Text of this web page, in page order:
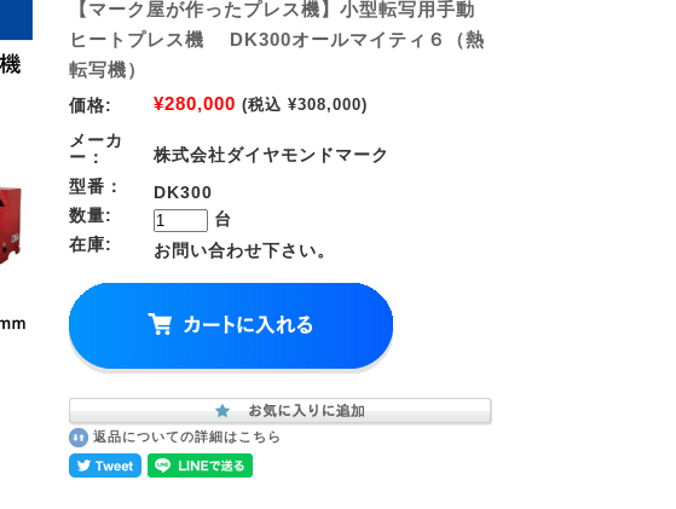
【マーク屋が作ったプレス機】小型転写用手動
ヒートプレス機 DK300オールマイティ６（熱
転写機）
価格: ¥280,000 (税込 ¥308,000)
メーカ
ー：
株式会社ダイヤモンドマーク
型番：
DK300
数量:
台
在庫:
お問い合わせ下さい。
返品についての詳細はこちら